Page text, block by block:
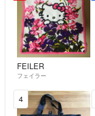
FEILER
フェイラー
4